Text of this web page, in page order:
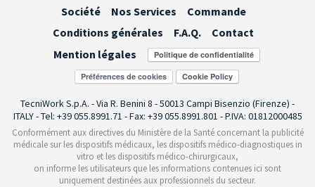
Société Nos Services
Commande
Conditions générales
F.A.Q.
Contact
Mention légales
Préférences de cookies
TecniWork S.p.A. - Via R. Benini 8 - 50013 Campi Bisenzio (Firenze) -
ITALY - Tel: +39 055.8991.71 - Fax: +39 055.8991.801 - P.IVA: 01812000485
Conformément aux directives du Ministère de la Santé concernant la publicité
médicale sur les dispositifs médicaux, les dispositifs médico-diagnostiques in
vitro et les dispositifs médico-chirurgicaux,
on informe les utilisateurs que les informations contenues ici sont
uniquement destinées aux professionnels du secteur.